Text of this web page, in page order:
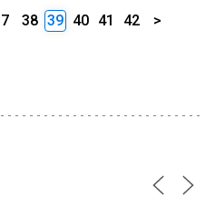
38 39 40 41 42 >